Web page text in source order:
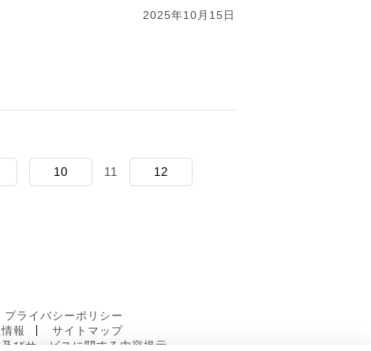
2025年10月15日
10 11 12
プライバシーポリシー
報
サイトマップ
びサービスに関する内容提示